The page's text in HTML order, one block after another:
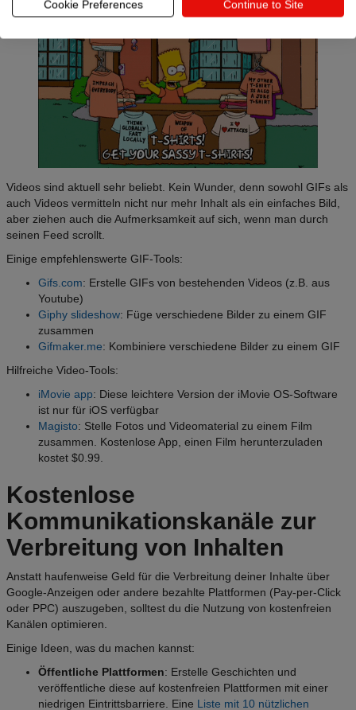
Videos sind aktuell sehr beliebt. Kein Wunder, denn sowohl GIFs als
auch Videos vermitteln nicht nur mehr Inhalt als ein einfaches Bild,
aber ziehen auch die Aufmerksamkeit auf sich, wenn man durch
seinen Feed scrollt.
Einige empfehlenswerte GIF-Tools:
Gifs.com: Erstelle GIFs von bestehenden Videos (z.B. aus
Youtube)
Giphy slideshow: Füge verschiedene Bilder zu einem GIF
zusammen
Gifmaker.me: Kombiniere verschiedene Bilder zu einem GIF
Hilfreiche Video-Tools:
iMovie app: Diese leichtere Version der iMovie OS-Software
ist nur für iOS verfügbar
Magisto: Stelle Fotos und Videomaterial zu einem Film
zusammen. Kostenlose App, einen Film herunterzuladen
kostet $0.99.
Kostenlose
Kommunikationskanäle zur
Verbreitung von Inhalten
Anstatt haufenweise Geld für die Verbreitung deiner Inhalte über
Google-Anzeigen oder andere bezahlte Plattformen (Pay-per-Click
oder PPC) auszugeben, solltest du die Nutzung von kostenfreien
Kanälen optimieren.
Einige Ideen, was du machen kannst:
Öffentliche Plattformen: Erstelle Geschichten und
veröffentliche diese auf kostenfreien Plattformen mit einer
niedrigen Eintrittsbarriere. Eine Liste mit 10 nützlichen
Cookie Preferences Continue to Site